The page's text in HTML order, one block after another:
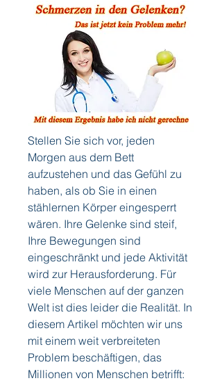
Stellen Sie sich vor, jeden
Morgen aus dem Bett
aufzustehen und das Gefühl zu
haben, als ob Sie in einen
stählernen Körper eingesperrt
wären. Ihre Gelenke sind steif,
Ihre Bewegungen sind
eingeschränkt und jede Aktivität
wird zur Herausforderung. Für
viele Menschen auf der ganzen
Welt ist dies leider die Realität. In
diesem Artikel möchten wir uns
mit einem weit verbreiteten
Problem beschäftigen, das
Millionen von Menschen betrifft: